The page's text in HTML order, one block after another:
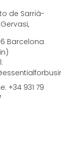
de Sarrià-
Barcelona
+34 931 79